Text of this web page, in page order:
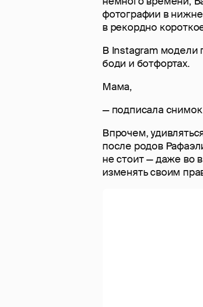
фотографии в
в рекордно
В Instagram модели
боди и ботфортах.
Мама,
— подписала
Впрочем,
после родов
не стоит — даже во
изменять своим